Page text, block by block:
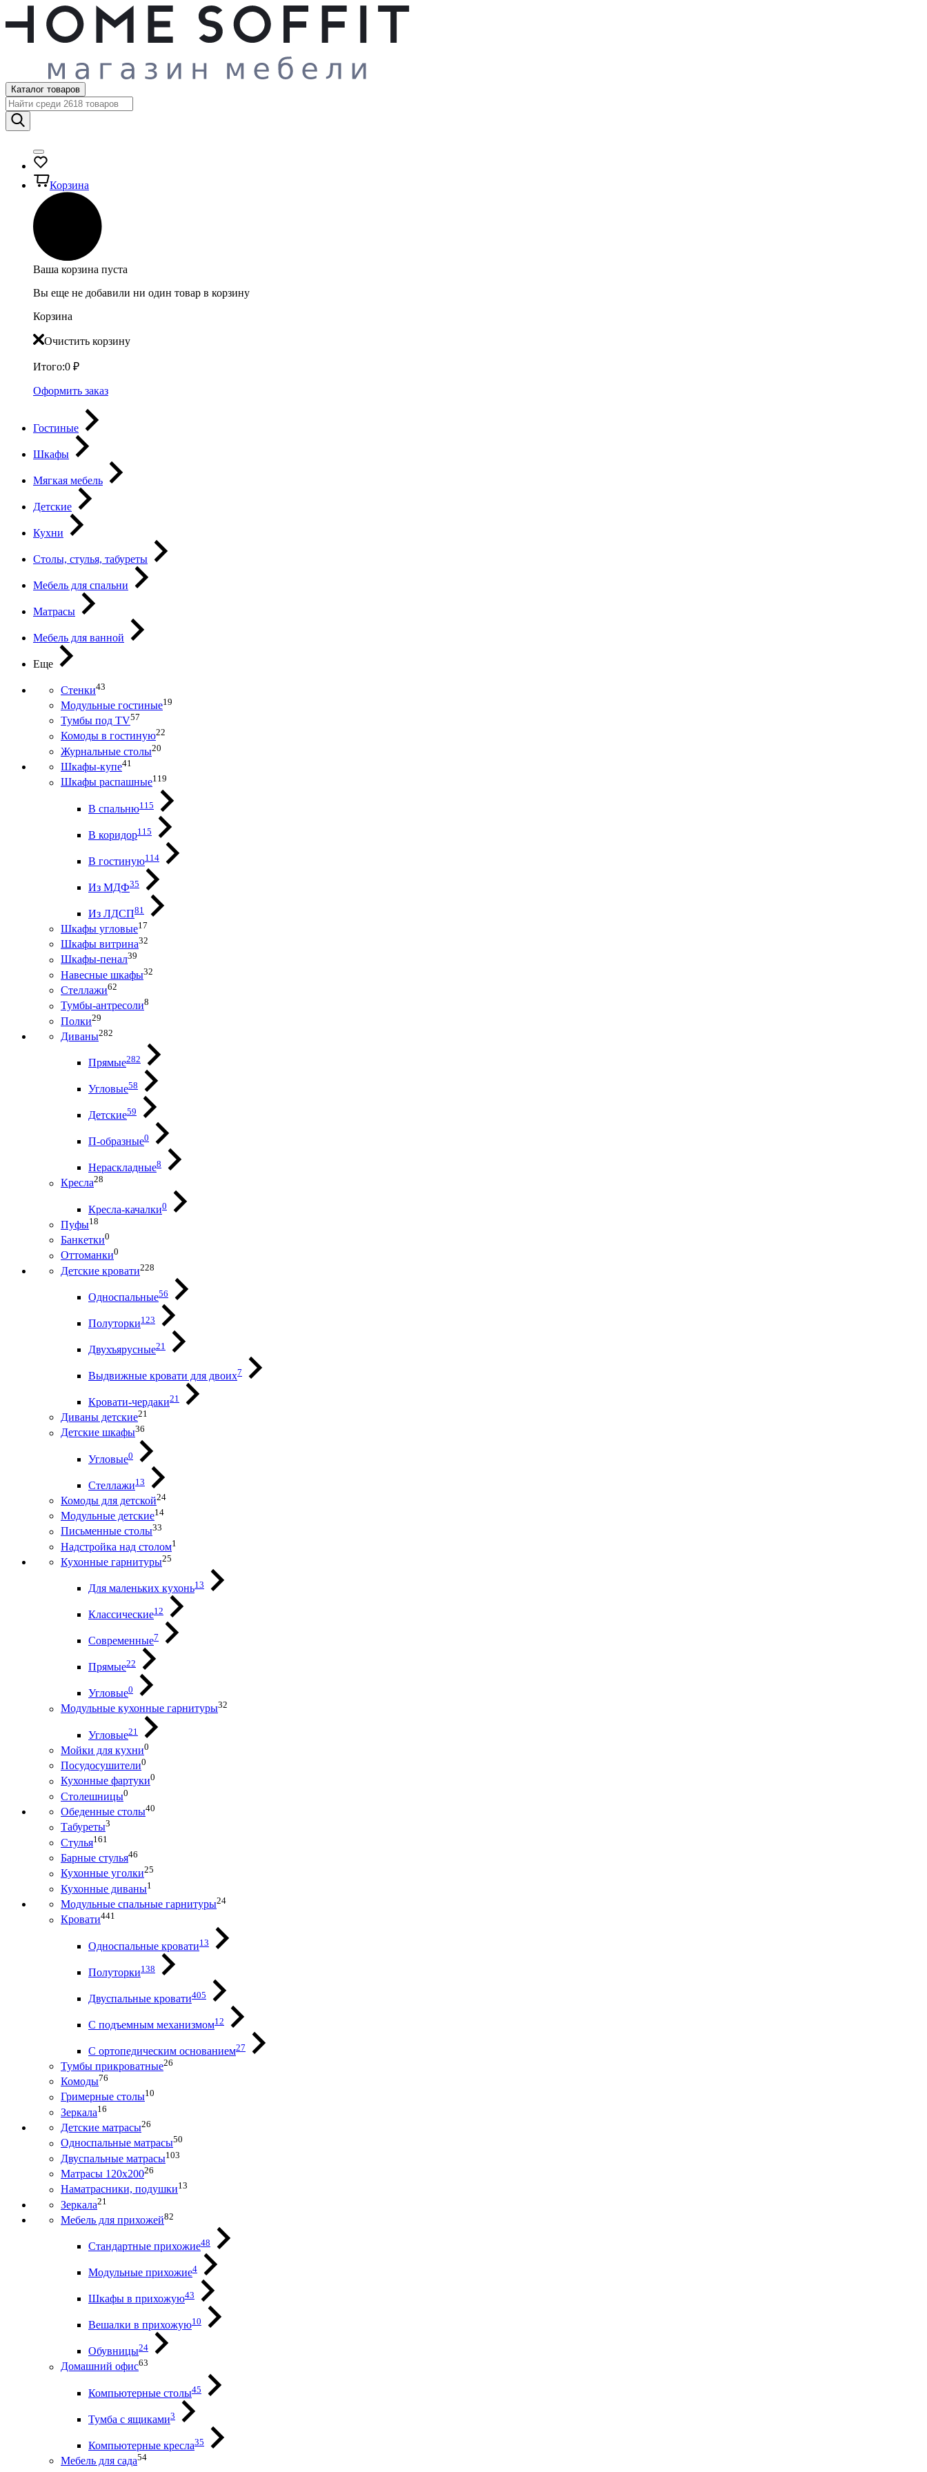
Каталог товаров
Корзина
Ваша корзина пуста
Вы еще не добавили ни один товар в корзину
Корзина
Очистить корзину
Итого:0 ₽
Оформить заказ
Гостиные
Шкафы
Мягкая мебель
Детские
Кухни
Столы, стулья, табуреты
Мебель для спальни
Матрасы
Мебель для ванной
Еще
Стенки43
Модульные гостиные19
Тумбы под ТV57
Комоды в гостиную22
Журнальные столы20
Шкафы-купе41
Шкафы распашные119
В спальню115
В коридор115
В гостиную114
Из МДФ35
Из ЛДСП81
Шкафы угловые17
Шкафы витрина32
Шкафы-пенал39
Навесные шкафы32
Стеллажи62
Тумбы-антресоли8
Полки29
Диваны282
Прямые282
Угловые58
Детские59
П-образные0
Нераскладные8
Кресла28
Кресла-качалки0
Пуфы18
Банкетки0
Оттоманки0
Детские кровати228
Односпальные56
Полуторки123
Двухъярусные21
Выдвижные кровати для двоих7
Кровати-чердаки21
Диваны детские21
Детские шкафы36
Угловые0
Стеллажи13
Комоды для детской24
Модульные детские14
Письменные столы33
Надстройка над столом1
Кухонные гарнитуры25
Для маленьких кухонь13
Классические12
Современные7
Прямые22
Угловые0
Модульные кухонные гарнитуры32
Угловые21
Мойки для кухни0
Посудосушители0
Кухонные фартуки0
Столешницы0
Обеденные столы40
Табуреты3
Стулья161
Барные стулья46
Кухонные уголки25
Кухонные диваны1
Модульные спальные гарнитуры24
Кровати441
Односпальные кровати13
Полуторки138
Двуспальные кровати405
С подъемным механизмом12
С ортопедическим основанием27
Тумбы прикроватные26
Комоды76
Гримерные столы10
Зеркала16
Детские матрасы26
Односпальные матрасы50
Двуспальные матрасы103
Матрасы 120х20026
Наматрасники, подушки13
Зеркала21
Мебель для прихожей82
Стандартные прихожие48
Модульные прихожие4
Шкафы в прихожую43
Вешалки в прихожую10
Обувницы24
Домашний офис63
Компьютерные столы45
Тумба с ящиками3
Компьютерные кресла35
Мебель для сада54